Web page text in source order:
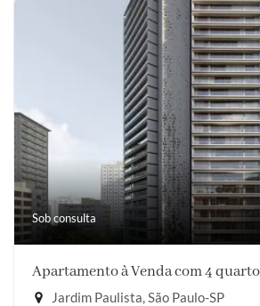
Sob consulta
Apartamento à Venda com 4
Jardim Paulista, São Paulo-SP